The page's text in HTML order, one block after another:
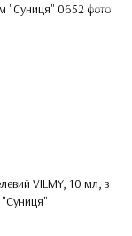
VILMY, 10 мл, з